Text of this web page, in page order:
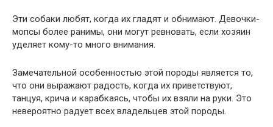
Эти собаки любят, когда их гладят и обнимают. Девочки-
мопсы более ранимы, они могут ревновать, если хозяин
уделяет кому-то много внимания.
Замечательной особенностью этой породы является то,
что они выражают радость, когда их приветствуют,
танцуя, крича и карабкаясь, чтобы их взяли на руки. Это
невероятно радует всех владельцев этой породы.